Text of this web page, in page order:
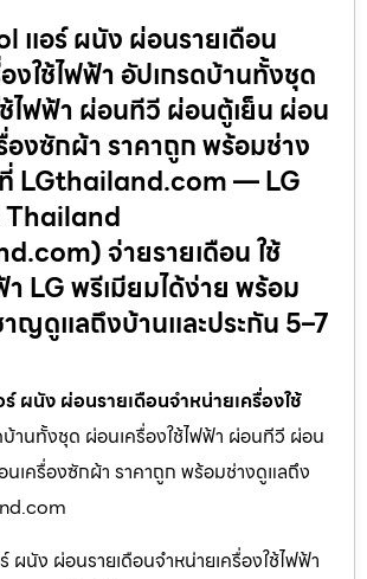
แอร์ ผนัง ผ่อนรายเดือน
งใช้ไฟฟ้า อัปเกรดบ้านทั้งชุด
ไฟฟ้า ผ่อนทีวี ผ่อนตู้เย็น ผ่อน
องซักผ้า ราคาถูก พร้อมช่าง
LGthailand.com — LG
จ่ายรายเดือน ใช้
า LG พรีเมียมได้ง่าย พร้อม
ญดูแลถึงบ้านและประกัน 5–7
ผนัง ผ่อนรายเดือนจำหน่ายเครื่องใช้
านทั้งชุด ผ่อนเครื่องใช้ไฟฟ้า ผ่อนทีวี ผ่อน
นเครื่องซักผ้า ราคาถูก พร้อมช่างดูแลถึง
นัง ผ่อนรายเดือนจำหน่ายเครื่องใช้ไฟฟ้า